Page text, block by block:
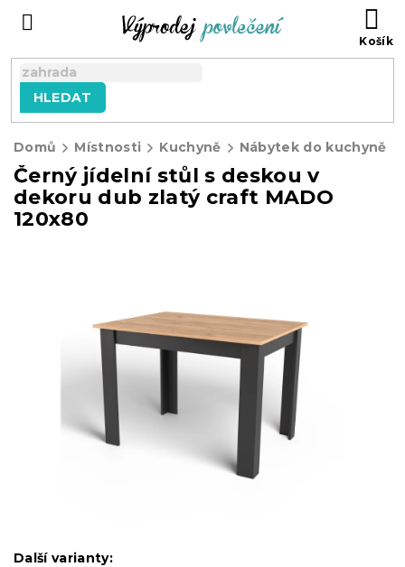
HLEDAT
Domů Místnosti Kuchyně Nábytek do kuchyně
Černý jídelní stůl s deskou v
dekoru dub zlatý craft MADO
120x80
Další varianty: